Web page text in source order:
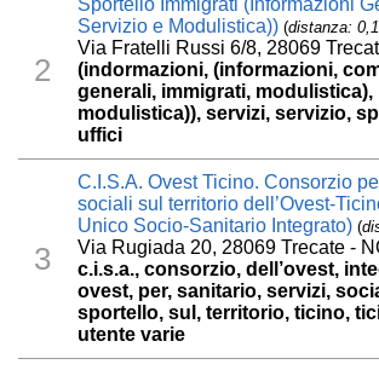
2
Sportello Immigrati (Informazioni
Servizio e Modulistica)) (distanza:
Via Fratelli Russi 6/8, 28069
(indormazioni, (informazioni,
generali, immigrati, modulistica),
modulistica)), servizi, servizio,
uffici
3
C.I.S.A. Ovest Ticino. Consorzio
sociali sul territorio dell’Ovest-
Unico Socio-Sanitario Integrato) (
Via Rugiada 20, 28069 Trecate -
c.i.s.a., consorzio, dell’ovest,
ovest, per, sanitario, servizi,
sportello, sul, territorio, ticino,
utente varie